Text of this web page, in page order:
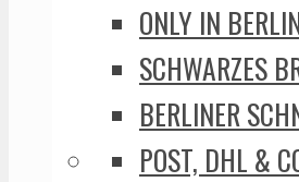
ONLY IN
SCHWARZES
BERLINER
POST, DHL &